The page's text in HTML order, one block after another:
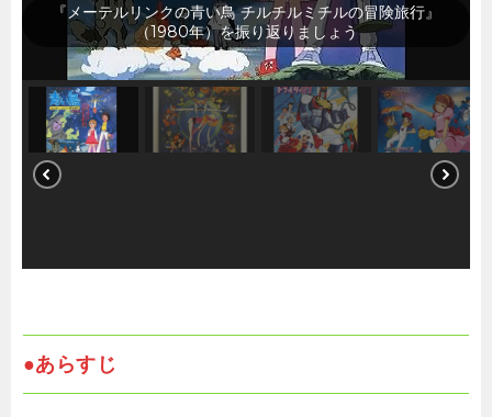
『タイムパトロール隊オタスケマン』（1980年）を振り
返りましょう
●あらすじ